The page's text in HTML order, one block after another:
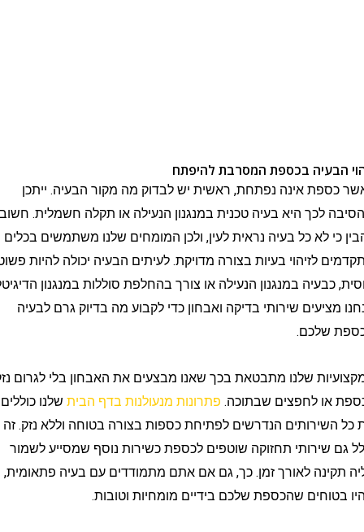
בכספת המסרבת להיפתח
אינה נפתחת, ראשית יש לבדוק מה מקור הבעיה. ייתכן
לכך היא בעיה טכנית במנגנון הנעילה או תקלה חשמלית. חשוב
לא כל בעיה נראית לעין, ולכן המומחים שלנו משתמשים בכלים
לזיהוי בעיות בצורה מדויקת. לעיתים הבעיה יכולה להיות פשוטה
במנגנון הנעילה או צורך בהחלפת סוללות במנגנון הדיגיטלי.
שירותי בדיקה ואבחון כדי לקבוע מה בדיוק גרם לבעיה
שלכם.
שלנו מתבטאת בכך שאנו מבצעים את האבחון בלי לגרום נזק
לחפצים שבתוכה.פתרונות מנעולנות בדף הבית שלנו כוללים
הנדרשים לפתיחת כספות בצורה בטוחה וללא נזק. זה
שירותי תחזוקה שוטפים לכספת כשירות נוסף שמסייע לשמור
לאורך זמן. כך, גם אם אתם מתמודדים עם בעיה פתאומית,
שהכספת שלכם בידיים מומחיות וטובות.